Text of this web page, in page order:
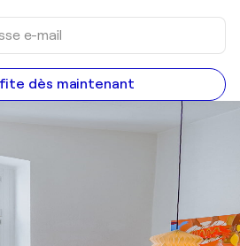
dès maintenant